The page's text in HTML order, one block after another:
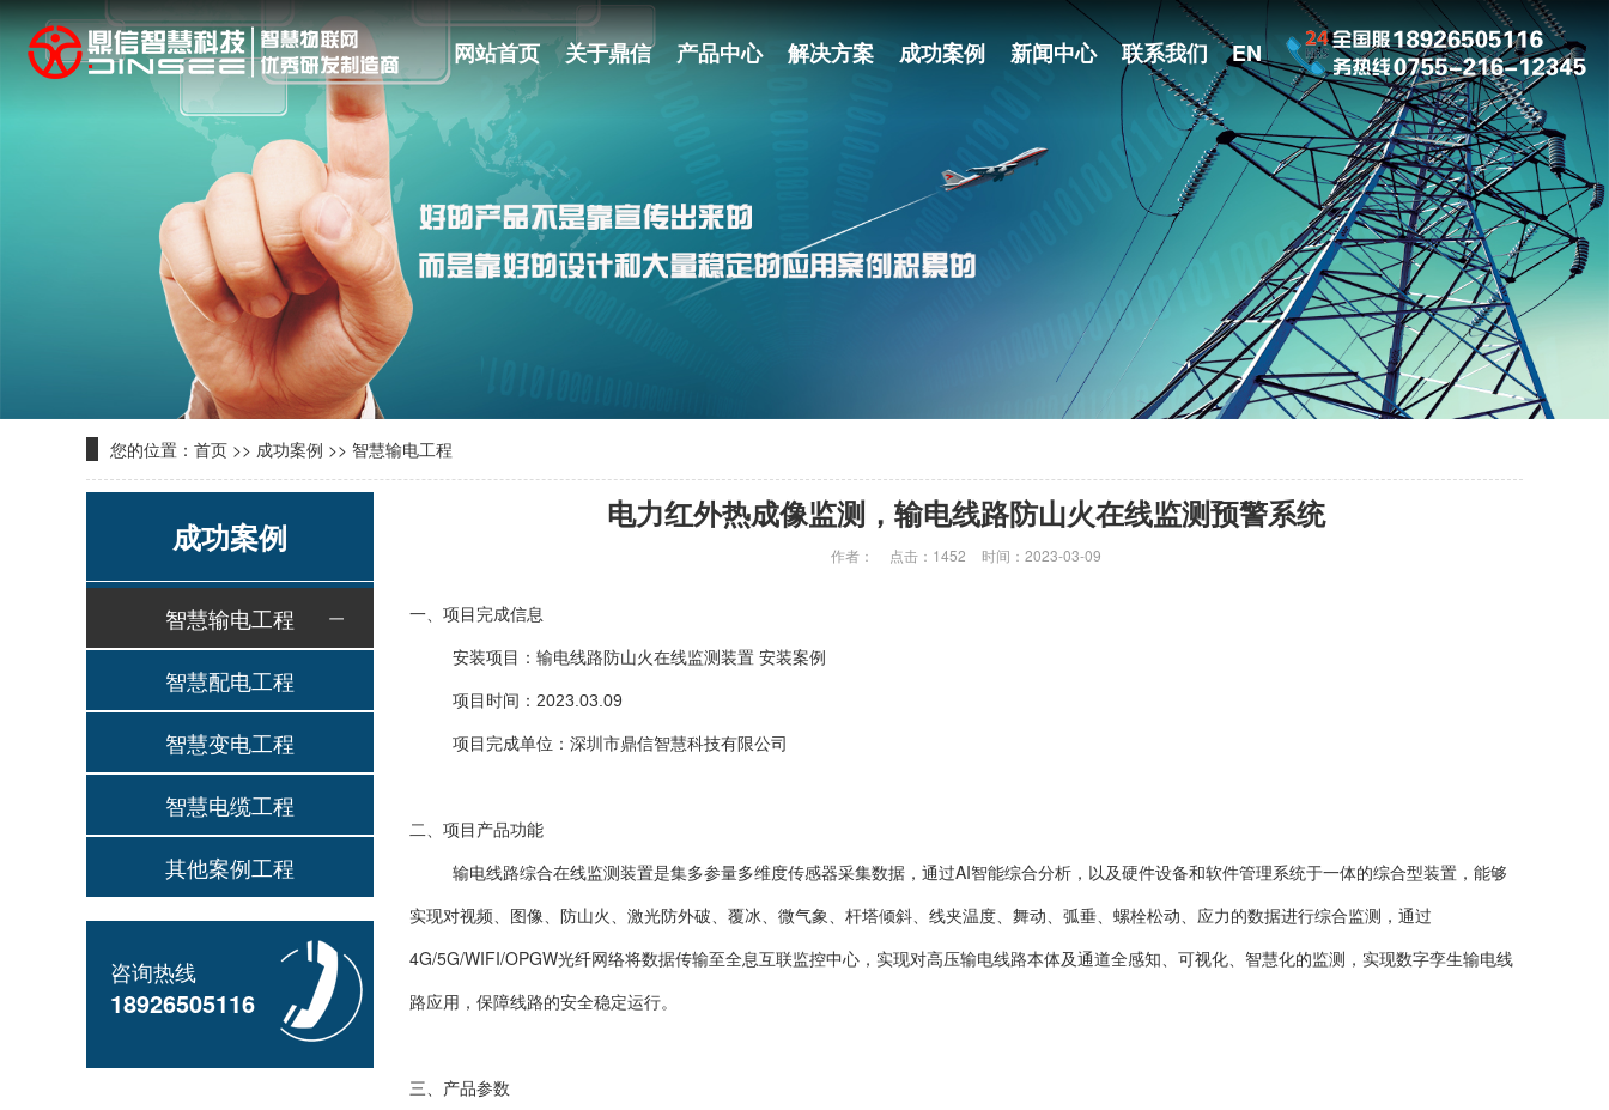
网站首页 关于鼎信 产品中心 解决方案 成功案例 新闻中心 联系我们 EN
您的位置： 首页 >> 成功案例 >> 智慧输电工程
成功案例
智慧输电工程
智慧配电工程
智慧变电工程
智慧电缆工程
其他案例工程
咨询热线
18926505116
电力红外热成像监测，输电线路防山火在线监测预警系统
作者： 点击：1452 时间：2023-03-09
一、项目完成信息
安装项目：输电线路防山火在线监测装置 安装案例
项目时间：2023.03.09
项目完成单位：深圳市鼎信智慧科技有限公司
二、项目产品功能
输电线路综合在线监测装置是集多参量多维度传感器采集数据，通过AI智能综合分析，以及硬件设备和软件管理系统于一体的综合型装置，能够
实现对视频、图像、防山火、激光防外破、覆冰、微气象、杆塔倾斜、线夹温度、舞动、弧垂、螺栓松动、应力的数据进行综合监测，通过
4G/5G/WIFI/OPGW光纤网络将数据传输至全息互联监控中心，实现对高压输电线路本体及通道全感知、可视化、智慧化的监测，实现数字孪生输电线
路应用，保障线路的安全稳定运行。
三、产品参数